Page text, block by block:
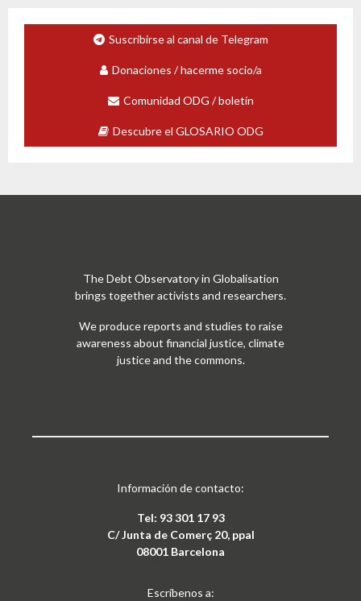
Suscribirse al canal de Telegram
Donaciones / hacerme socio/a
Comunidad ODG / boletín
Descubre el GLOSARIO ODG
The Debt Observatory in Globalisation
brings together activists and researchers.
We produce reports and studies to raise
awareness about financial justice, climate
justice and the commons.
Información de contacto:
Tel: 93 301 17 93
C/ Junta de Comerç 20, ppal
08001 Barcelona
Escríbenos a: